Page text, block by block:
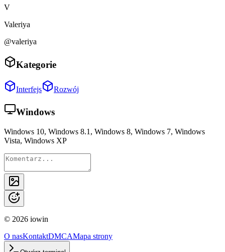
V
Valeriya
@valeriya
Kategorie
Interfejs Rozwój
Windows
Windows 10, Windows 8.1, Windows 8, Windows 7, Windows
Vista, Windows XP
© 2026 iowin
O nasKontaktDMCAMapa strony